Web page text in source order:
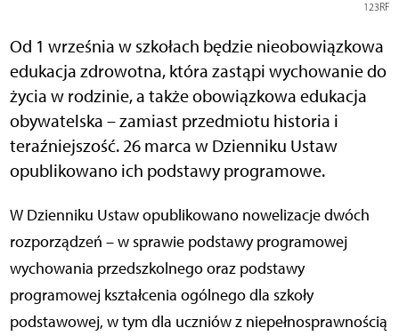
123RF
Od 1 września w szkołach będzie nieobowiązkowa
edukacja zdrowotna, która zastąpi wychowanie do
życia w rodzinie, a także obowiązkowa edukacja
obywatelska – zamiast przedmiotu historia i
teraźniejszość. 26 marca w Dzienniku Ustaw
opublikowano ich podstawy programowe.
W Dzienniku Ustaw opublikowano nowelizacje dwóch
rozporządzeń – w sprawie podstawy programowej
wychowania przedszkolnego oraz podstawy
programowej kształcenia ogólnego dla szkoły
podstawowej, w tym dla uczniów z niepełnosprawnością